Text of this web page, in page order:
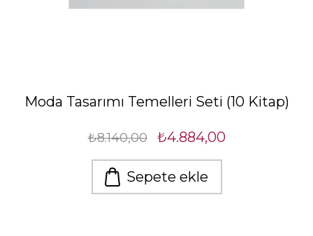
Moda Tasarımı Temelleri Seti (10 Kitap)
₺8.140,00 ₺4.884,00
Sepete ekle